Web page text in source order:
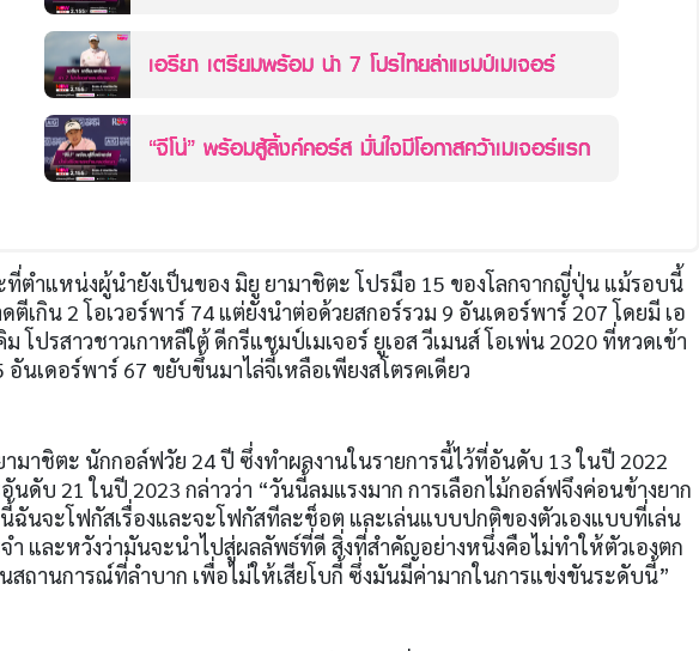
เอรียา เตรียมพร้อม นำ 7 โปรไทยล่าแชมป์เมเจอร์
“จีโน่” พร้อมสู้ลิ้งค์คอร์ส มั่นใจมีโอกาสคว้าเมเจอร์แรก
ตำแหน่งผู้นำยังเป็นของ มิยู ยามาชิตะ โปรมือ 15 ของโลกจากญี่ปุ่น แม้รอบนี้
ตีเกิน2โอเวอร์พาร์ 74 แต่ยังนำต่อด้วยสกอร์รวม 9 อันเดอร์พาร์ 207โดยมี เอ
โปรสาวชาวเกาหลีใต้ ดีกรีแชมป์เมเจอร์ ยูเอส วีเมนส์ โอเพ่น2020 ที่หวดเข้า
อันเดอร์พาร์ 67 ขยับขึ้นมาไล่จี้เหลือเพียงสโตรคเดียว
ามาชิตะ นักกอล์ฟวัย 24ปี ซึ่งทำผลงานในรายการนี้ไว้ที่อันดับ 13ในปี 2022
นดับ 21ในปี 2023 กล่าวว่า “วันนี้ลมแรงมาก การเลือกไม้กอล์ฟจึงค่อนข้างยาก
ฉันจะโฟกัสเรื่องและจะโฟกัสทีละช็อต และเล่นแบบปกติของตัวเองแบบที่เล่น
ำ และหวังว่ามันจะนำไปสู่ผลลัพธ์ที่ดี สิ่งที่สำคัญอย่างหนึ่งคือไม่ทำให้ตัวเองตก
สถานการณ์ที่ลำบาก เพื่อไม่ให้เสียโบกี้ ซึ่งมันมีค่ามากในการแข่งขันระดับนี้”